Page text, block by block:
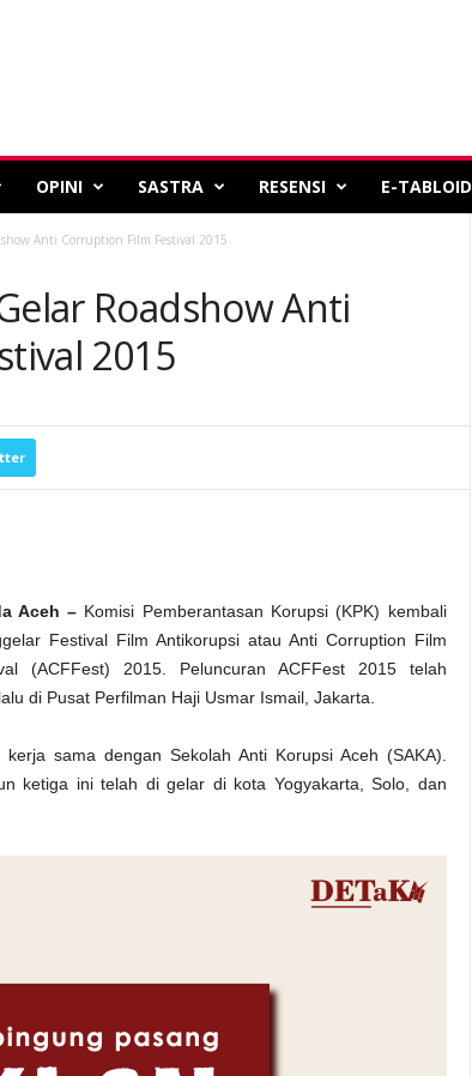
OPINI SASTRA RESENSI E-TABLOID
Anti Corruption Film Festival 2015
Roadshow Anti
2015
Aceh – Komisi Pemberantasan Korupsi (KPK) kembali
Festival Film Antikorupsi atau Anti Corruption Film
(ACFFest) 2015. Peluncuran ACFFest 2015 telah
di Pusat Perfilman Haji Usmar Ismail, Jakarta.
sama dengan Sekolah Anti Korupsi Aceh (SAKA).
ketiga ini telah di gelar di kota Yogyakarta, Solo, dan